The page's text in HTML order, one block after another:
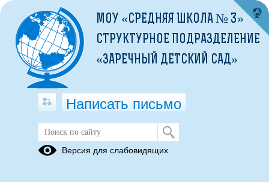
Спортивный клуб "Олимпийцы"
МОУ «СРЕДНЯЯ ШКОЛА № 3»
СТРУКТУРНОЕ ПОДРАЗДЕЛЕНИЕ
«ЗАРЕЧНЫЙ ДЕТСКИЙ САД»
Написать письмо
Версия для слабовидящих